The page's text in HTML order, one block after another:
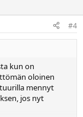
#4
kun on
oloinen
mennyt
jos nyt